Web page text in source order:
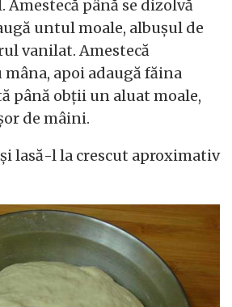
Amestecă până se dizolvă
untul moale, albușul de
vanilat. Amestecă
apoi adaugă făina
până obții un aluat moale,
de mâini.
lasă-l la crescut aproximativ